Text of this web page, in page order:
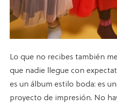
Lo que no recibes también
que nadie llegue con
es un álbum estilo boda: es
proyecto de impresión. No